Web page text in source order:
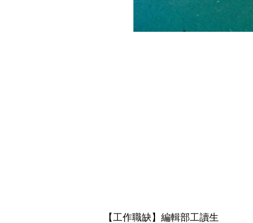
【工作職缺】編輯部工讀生